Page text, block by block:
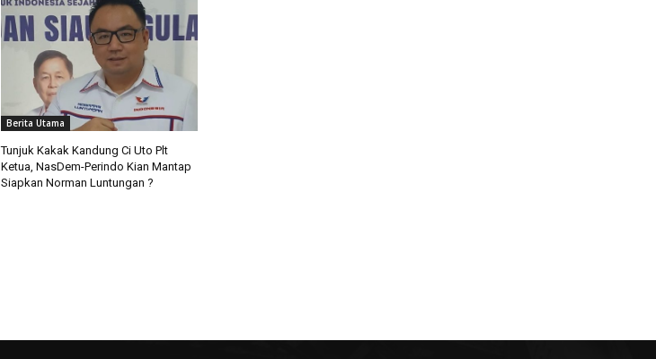
Berita Utama
Tunjuk Kakak Kandung Ci Uto Plt
Ketua, NasDem-Perindo Kian Mantap
Siapkan Norman Luntungan ?